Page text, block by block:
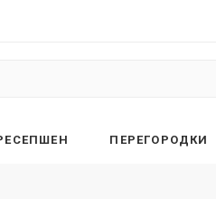
ПЕРЕГОРОДКИ